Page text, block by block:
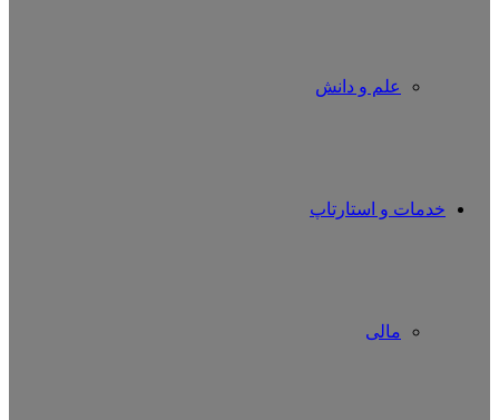
علم و دانش
خدمات و استارتاپ
مالی